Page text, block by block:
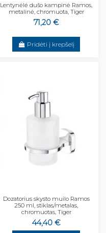
Lentynėlė dušo kampinė Ramos,
metalinė, chromuota, Tiger
71,20 €
Pridėti į krepšelį
Dozatorius skysto muilo Ramos
250 ml, stiklas/metalas,
chromuotas, Tiger
44,40 €